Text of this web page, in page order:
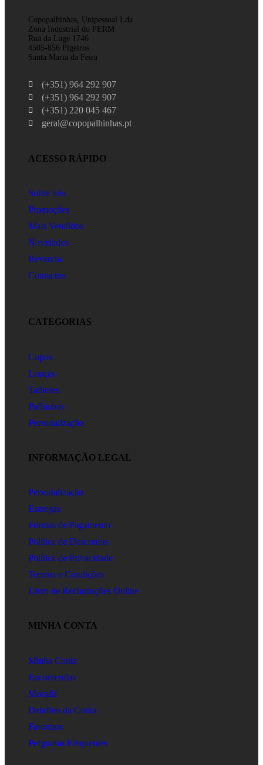
Copopalhinhas, Unipessoal Lda
Zona Industrial do PERM
Rua da Lage 1746
4505-856 Pigeiros
Santa Maria da Feira
(+351) 964 292 907
(+351) 964 292 907
(+351) 220 045 467
geral@copopalhinhas.pt
ACESSO RÁPIDO
Sobre nós
Promoções
Mais Vendidos
Novidades
Revenda
Contactos
CATEGORIAS
Copos
Louças
Talheres
Palhinhas
Personalização
INFORMAÇÃO LEGAL
Personalização
Entregas
Formas de Pagamento
Política de Descontos
Política de Privacidade
Termos e Condições
Livro de Reclamações Online
MINHA CONTA
Minha Conta
Encomendas
Morada
Detalhes da Conta
Favoritos
Perguntas Frequentes